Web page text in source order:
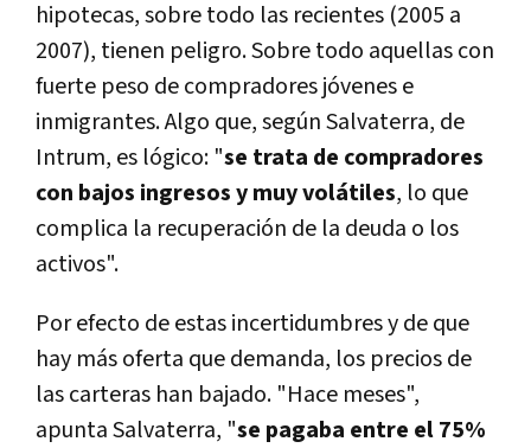
hipotecas, sobre todo las recientes (2005 a
2007), tienen peligro. Sobre todo aquellas con
fuerte peso de compradores jóvenes e
inmigrantes. Algo que, según Salvaterra, de
Intrum, es lógico: "se trata de compradores
con bajos ingresos y muy volátiles, lo que
complica la recuperación de la deuda o los
activos".
Por efecto de estas incertidumbres y de que
hay más oferta que demanda, los precios de
las carteras han bajado. "Hace meses",
apunta Salvaterra, "se pagaba entre el 75%